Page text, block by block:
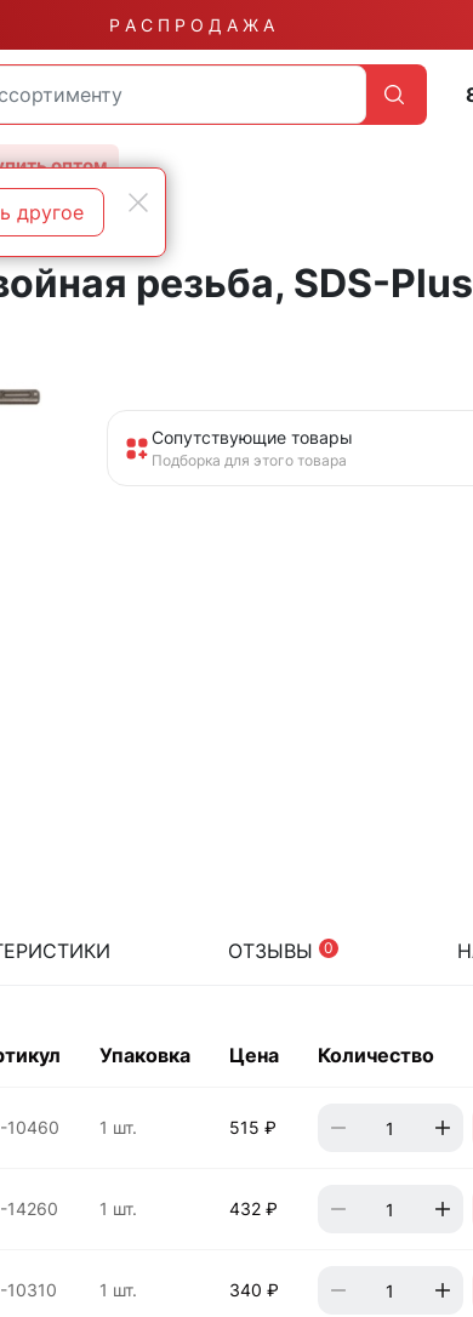
Р А С П Р О Д А Ж А
оптом
резьба, SDS-
Сопутствующие товары
Подборка для этого товара
ОТЗЫВЫ 0
Упаковка Цена Количество
10460 1 шт. 515 ₽
14260 1 шт. 432 ₽
10310 1 шт. 340 ₽
другое